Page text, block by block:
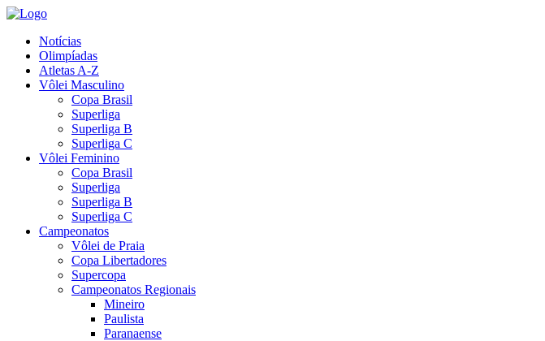
Notícias
Olimpíadas
Atletas A-Z
Vôlei Masculino
Copa Brasil
Superliga
Superliga B
Superliga C
Vôlei Feminino
Copa Brasil
Superliga
Superliga B
Superliga C
Campeonatos
Vôlei de Praia
Copa Libertadores
Supercopa
Campeonatos Regionais
Mineiro
Paulista
Paranaense